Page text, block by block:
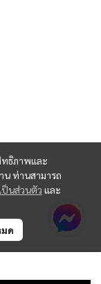
ทธิภาพและ
น ท่านสามารถ
ป็นส่วนตัว และ
ด